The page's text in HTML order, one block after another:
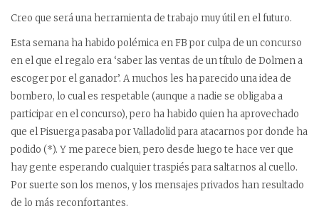
Creo que será una herramienta de trabajo muy útil en el futuro.
Esta semana ha habido polémica en FB por culpa de un concurso
en el que el regalo era ‘saber las ventas de un título de Dolmen a
escoger por el ganador’. A muchos les ha parecido una idea de
bombero, lo cual es respetable (aunque a nadie se obligaba a
participar en el concurso), pero ha habido quien ha aprovechado
que el Pisuerga pasaba por Valladolid para atacarnos por donde ha
podido (*). Y me parece bien, pero desde luego te hace ver que
hay gente esperando cualquier traspiés para saltarnos al cuello.
Por suerte son los menos, y los mensajes privados han resultado
de lo más reconfortantes.